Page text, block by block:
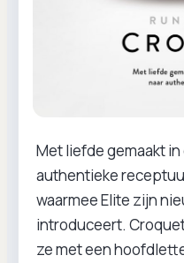
Met liefde gemaakt
authentieke
waarmee Elite zijn
introduceert.
ze met een